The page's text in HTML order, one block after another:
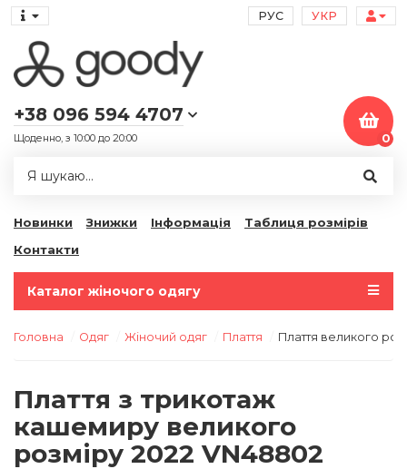
РУС УКР
+38 096 594 4707
Щоденно, з 10:00 до 20:00 0
Новинки Знижки Інформація
Таблиця розмірів
Контакти
Каталог жіночого одягу
Головна Одяг Жіночий одяг Плаття Плаття великого
Плаття з трикотаж
кашемиру великого
розміру 2022 VN48802